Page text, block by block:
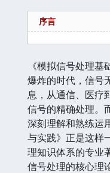
序言
《模拟信号处理
爆炸的时代，信号
息，从通信、医疗
信号的精确处理。
深刻理解和熟练运
与实践》正是这样
理知识体系的专业
信号处理的核心理